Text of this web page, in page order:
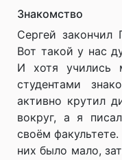
Знакомство
Сергей
Вот такой у нас
И хотя
студентами
активно крутил
вокруг, а я
своём
них было мало,